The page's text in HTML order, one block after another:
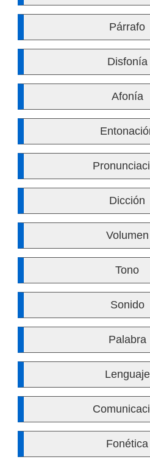
Párrafo
Disfonía
Afonía
Dicción
Volumen
Tono
Sonido
Palabra
Lenguaje
Fonética